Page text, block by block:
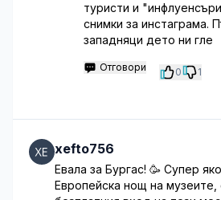
туристи и
снимки за инстаграма.
западняци дето ни гле
Отговори 0 1
xefto756
Евала за Бургас! 🥳 Супер
Европейска нощ на музеите,